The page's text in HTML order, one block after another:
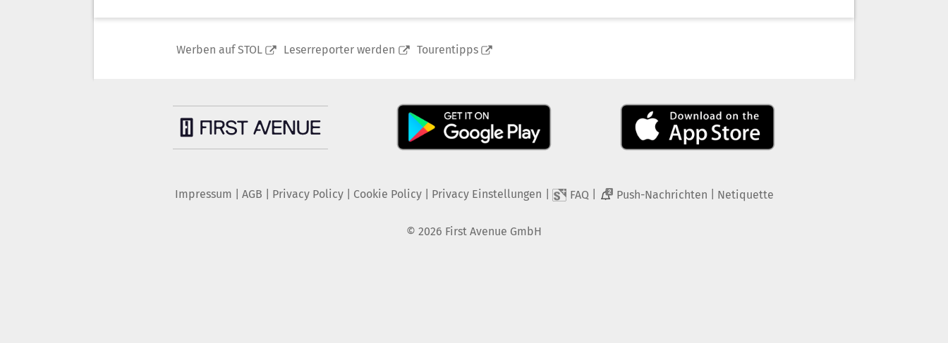
Werben auf STOL Leserreporter werden Tourentipps
Impressum AGB Privacy Policy| Cookie Policy| Privacy Einstellungen FAQ 2 Push-Nachrichten Netiquette
© 2026 First Avenue GmbH